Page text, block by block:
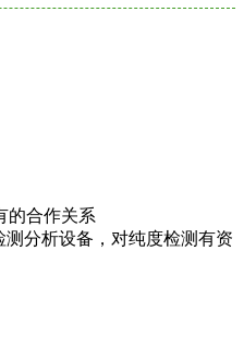
的合作关系
分析设备，对纯度检测有资